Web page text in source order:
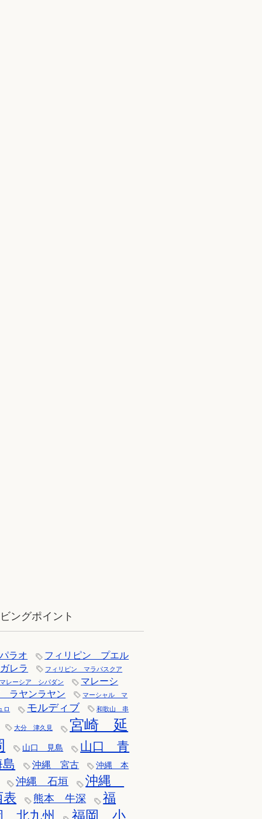
ングポイント
パラオ
フィリピン プエル
ガレラ
フィリピン マラパスクア
マレーシア シパダン
マレーシ
ラヤンラヤン
マーシャル マ
ロ
モルディブ 和歌山 串
大分 津久見
宮崎 延
山口 見島
山口 青
沖縄 宮古
沖縄 本
沖縄 石垣
沖縄
表
熊本 牛深
福
北九州
福岡 小